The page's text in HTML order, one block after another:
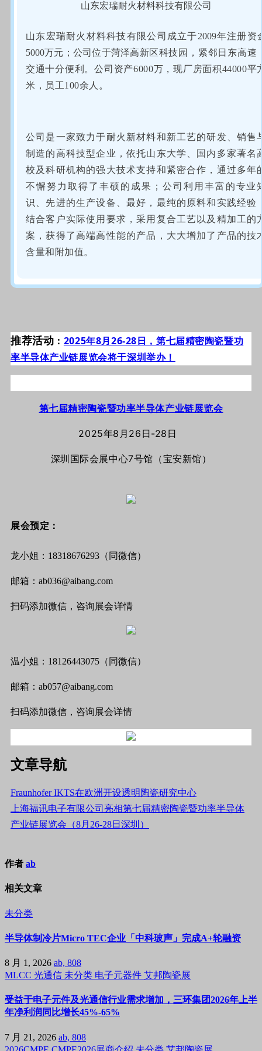
山东宏瑞耐火材料科技有限公司
山东宏瑞耐火材料科技有限公司成立于2009年注册资
5000万元；公司位于菏泽高新区科技园，紧邻日东高速
交通十分便利。公司资产6000万，现厂房面积44000平
米， 员工100余人。
公司是一家致力于耐火新材料和新工艺的研发、销售
制造的高科技型企业， 依托山东大学、国内多家著名
校及科研机构的强大技术支持和紧密合作，通过多年
不懈努力取得了丰硕的成果；公司利用丰富的专业
识、先进的生产设备、最好，最纯的原料和实践经验
结合客户实际使用要求，采用复合工艺以及精加工的
案，获得了高端高性能的产品，大大增加了产品的技
含量和附加值。
推荐活动 ： 2025年8月26-28日，第七届精密陶瓷暨功
率半导体产业链展览会将于深圳举办！
第七届精密陶瓷暨功率半导体产业链展览会
2025年8月26日-28日
深圳国际会展中心7号馆（宝安新馆）
展会预定：
龙小姐：18318676293（同微信）
邮箱：ab036@aibang.com
扫码添加微信，咨询展会详情
温小姐：18126443075（同微信）
邮箱：ab057@aibang.com
扫码添加微信，咨询展会详情
文章导航
Fraunhofer IKTS在欧洲开设透明陶瓷研究中心
上海福讯电子有限公司亮相第七届精密陶瓷暨功率半导体
产业链展览会（8月26-28日深圳）
作者 ab
相关文章
未分类
半导体制冷片Micro TEC企业「中科玻声」完成A+轮融资
8 月 1, 2026 ab, 808
MLCC 光通信 未分类 电子元器件 艾邦陶瓷展
受益于电子元件及光通信行业需求增加，三环集团2026年上半
年净利润同比增长45%-65%
7 月 21, 2026 ab, 808